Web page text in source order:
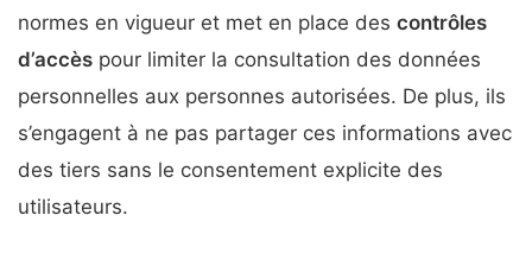
normes en vigueur et met en place des contrôles
d’accès pour limiter la consultation des données
personnelles aux personnes autorisées. De plus, ils
s’engagent à ne pas partager ces informations avec
des tiers sans le consentement explicite des
utilisateurs.